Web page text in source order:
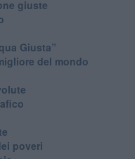
giuste
Giusta”
del mondo
poveri